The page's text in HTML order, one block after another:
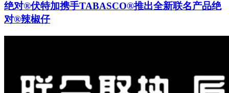
绝对®伏特加携手TABASCO®推出全新联名产品绝
对®辣椒仔